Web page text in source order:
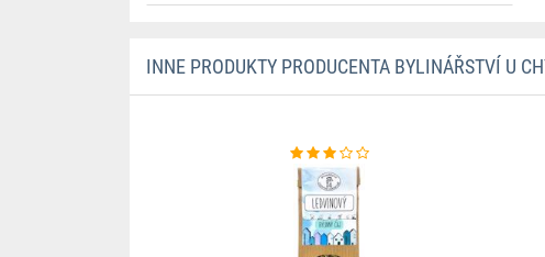
INNE PRODUKTY PRODUCENTA BYLINÁŘSTVÍ U